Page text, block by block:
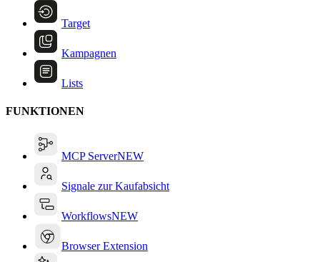
Target
Kampagnen
Lists
FUNKTIONEN
MCP ServerNEW
Signale zur Kaufabsicht
WorkflowsNEW
Browser Extension